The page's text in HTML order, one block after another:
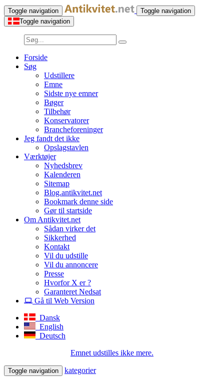
Toggle navigation
Toggle navigation
Toggle navigation
Forside
Søg
Udstillere
Emne
Sidste nye emner
Bøger
Tilbehør
Konservatorer
Brancheforeninger
Jeg fandt det ikke
Opslagstavlen
Værktøjer
Nyhedsbrev
Kalenderen
Sitemap
Blog.antikvitet.net
Bookmark denne side
Gør til startside
Om Antikvitet.net
Sådan virker det
Sikkerhed
Kontakt
Vil du udstille
Vil du annoncere
Presse
Hvorfor X er ?
Garanteret Nedsat
Gå til Web Version
Dansk
English
Deutsch
Emnet udstilles ikke mere.
Toggle navigation kategorier